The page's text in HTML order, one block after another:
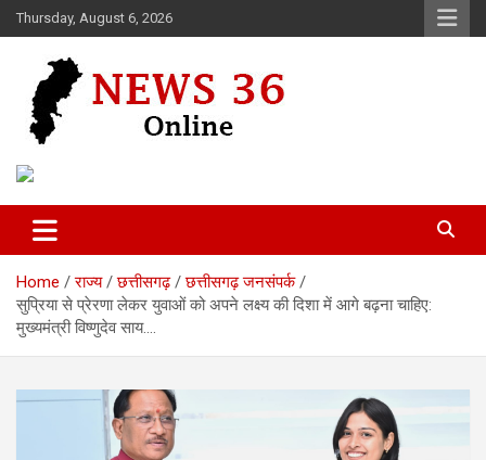
Skip
to
Thursday, August 6, 2026
News 36
Home राज्य छत्तीसगढ़
छत्तीसगढ़ जनसंपर्क
सुप्रिया से प्रेरणा लेकर युवाओं को अपने लक्ष्य की दिशा में आगे बढ़ना चाहिए:
मुख्यमंत्री विष्णुदेव साय….